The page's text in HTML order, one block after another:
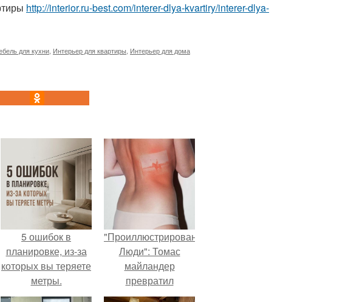
http://interior.ru-best.com/interer-dlya-kvartiry/interer-dlya-
для кухни Интерьер для квартиры Интерьер для дома
5 ошибок в
планировке, из-за
которых вы теряете
метры.
"Проиллюстрированные
Люди": Томас
майландер
превратил
солнечные ожоги в